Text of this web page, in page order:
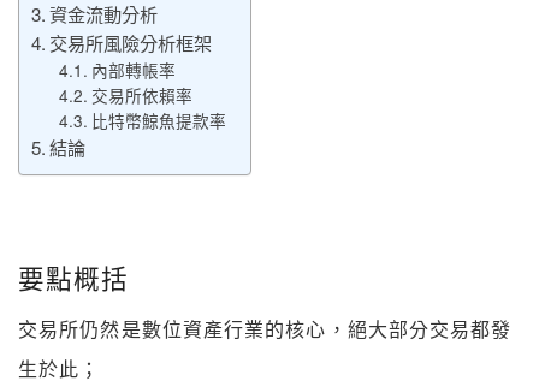
資金流動分析
交易所風險分析框架
內部轉帳率
交易所依賴率
比特幣鯨魚提款率
結論
要點概括
交易所仍然是數位資產行業的核心，絕大部分交易都發
生於此；